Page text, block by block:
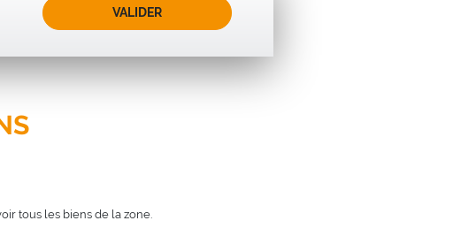
VALIDER
tous les biens de la zone.